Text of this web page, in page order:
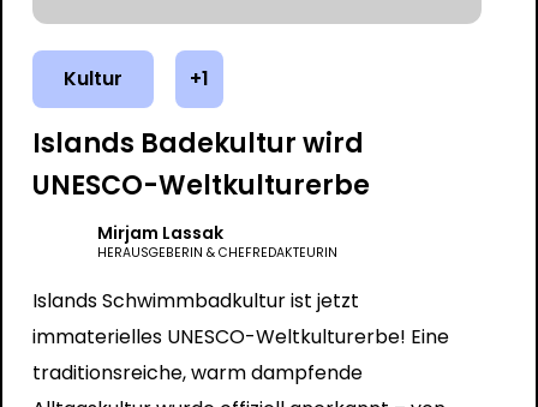
Kultur +1
Islands Badekultur wird
UNESCO-Weltkulturerbe
Mirjam Lassak
HERAUSGEBERIN & CHEFREDAKTEURIN
Islands Schwimmbadkultur ist jetzt
immaterielles UNESCO-Weltkulturerbe! Eine
traditionsreiche, warm dampfende